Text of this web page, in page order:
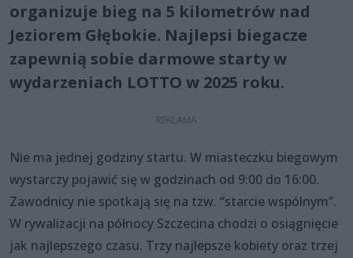
organizuje bieg na 5 kilometrów nad
Jeziorem Głębokie. Najlepsi biegacze
zapewnią sobie darmowe starty w
wydarzeniach LOTTO w 2025 roku.
Nie ma jednej godziny startu. W miasteczku biegowym
wystarczy pojawić się w godzinach od 9:00 do 16:00.
Zawodnicy nie spotkają się na tzw. “starcie wspólnym”.
W rywalizacji na północy Szczecina chodzi o osiągnięcie
jak najlepszego czasu. Trzy najlepsze kobiety oraz trzej